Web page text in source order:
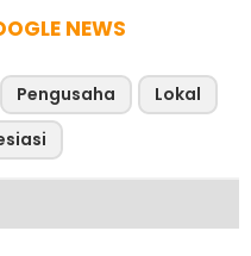
NEWS
Pengusaha
Lokal